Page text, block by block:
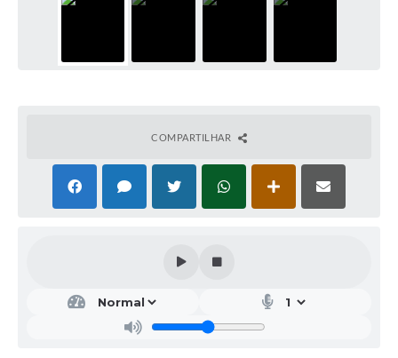
COMPARTILHAR